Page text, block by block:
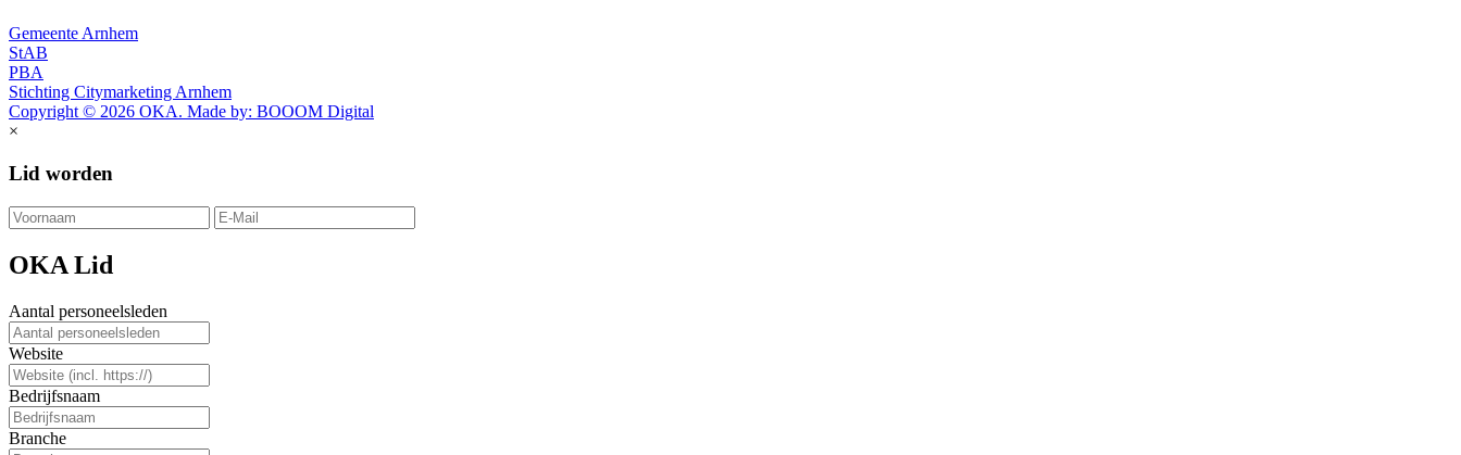
Gemeente Arnhem
StAB
PBA
Stichting Citymarketing Arnhem
Copyright © 2026 OKA. Made by: BOOOM Digital
×
Lid worden
OKA Lid
Aantal personeelsleden
Website
Bedrijfsnaam
Branche